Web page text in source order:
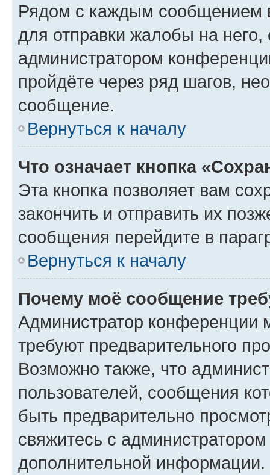
Рядом с каждым сообщением
для отправки жалобы на
администратором
пройдёте через ряд шагов,
сообщение.
Вернуться к началу
Что означает кнопка
Эта кнопка позволяет вам
закончить и отправить их
сообщения перейдите в
Вернуться к началу
Почему моё сообщение
Администратор конференции
требуют предварительного
Возможно также, что
пользователей, сообщения
быть предварительно
свяжитесь с
дополнительной информации.